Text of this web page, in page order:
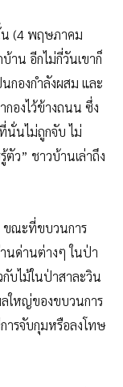
(4 พฤษภาคม
บ้าน อีกไม่กี่วันเขาก็
กองกำลังผสม และ
องไว้ข้างถนน ซึ่ง
นั่นไม่ถูกจับ ไม่
ตัว” ชาวบ้านเล่าถึง
ขณะที่ขบวนการ
านด่านต่างๆ ในป่า
บไม้ในป่าสาละวิน
ใหญ่ของขบวนการ
รจับกุมหรือลงโทษ